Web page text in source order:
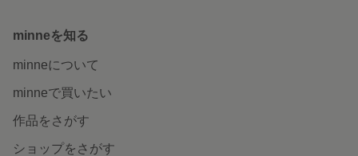
minneを知る
minneについて
minneで買いたい
作品をさがす
ショップをさがす